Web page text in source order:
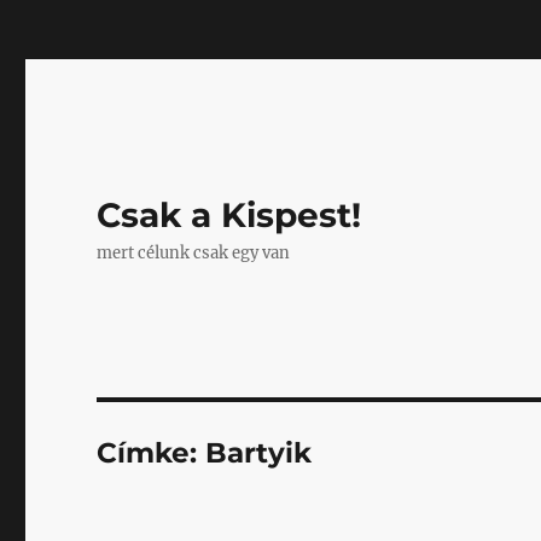
Csak a Kispest!
mert célunk csak egy van
Címke: Bartyik